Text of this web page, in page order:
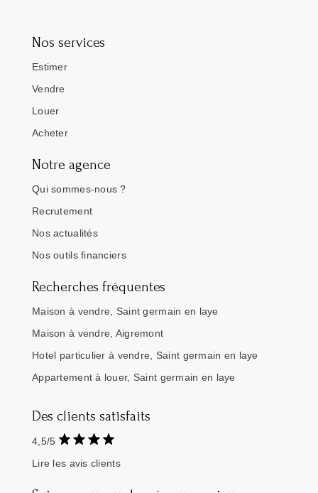
Nos services
Estimer
Vendre
Louer
Acheter
Notre agence
Qui sommes-nous ?
Recrutement
Nos actualités
Nos outils financiers
Recherches fréquentes
Maison à vendre, Saint germain en laye
Maison à vendre, Aigremont
Hotel particulier à vendre, Saint germain en laye
Appartement à louer, Saint germain en laye
Des clients satisfaits
4,5/5
Lire les avis clients